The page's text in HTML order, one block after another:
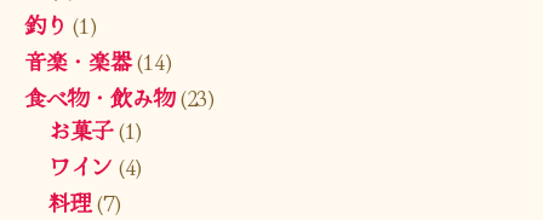
釣り (1)
音楽・楽器(14)
食べ物・飲み物(23)
お菓子(1)
ワイン (4)
料理(7)